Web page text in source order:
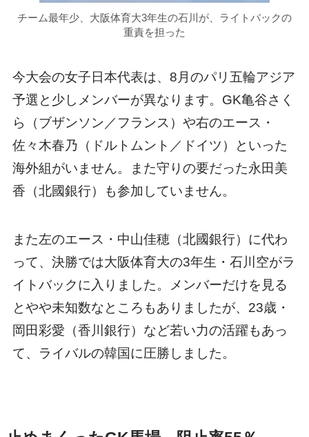
チーム最年少、大阪体育大3年生の石川が、ライトバックの
重責を担った
今大会の女子日本代表は、8月のパリ五輪アジア
予選と少しメンバーが異なります。GK亀谷さく
ら（ブザンソン／フランス）や右のエース・
佐々木春乃（ドルトムント／ドイツ）といった
海外組がいません。また守りの要だった永田美
香（北國銀行）も参加していません。
また左のエース・中山佳穂（北國銀行）に代わ
って、決勝では大阪体育大の3年生・石川空がラ
イトバックに入りました。メンバーだけを見る
とやや未知数なところもありましたが、23歳・
岡田彩愛（香川銀行）など若い力の活躍もあっ
て、ライバルの韓国に圧勝しました。